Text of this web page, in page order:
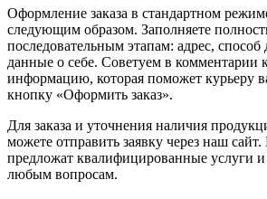
Оформление заказа в стандартном
следующим образом. Заполняете
последовательным этапам: адрес, способ
данные о себе. Советуем в комментарии
информацию, которая поможет курьеру
кнопку «Оформить заказ».
Для заказа и уточнения наличия
можете отправить заявку через наш
предложат квалифицированные услуги
любым вопросам.